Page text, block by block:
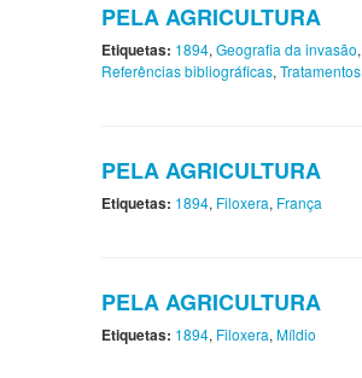
PELA AGRICULTURA
Etiquetas: 1894, Geografia da invasão,
Referências bibliográficas, Tratamentos
PELA AGRICULTURA
Etiquetas: 1894, Filoxera, França
PELA AGRICULTURA
Etiquetas: 1894, Filoxera, Míldio